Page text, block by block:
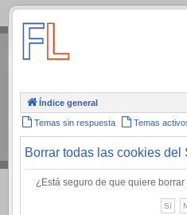
.
Índice general
Temas sin respuesta Temas
Borrar todas las cookies del
¿Está seguro de que quiere